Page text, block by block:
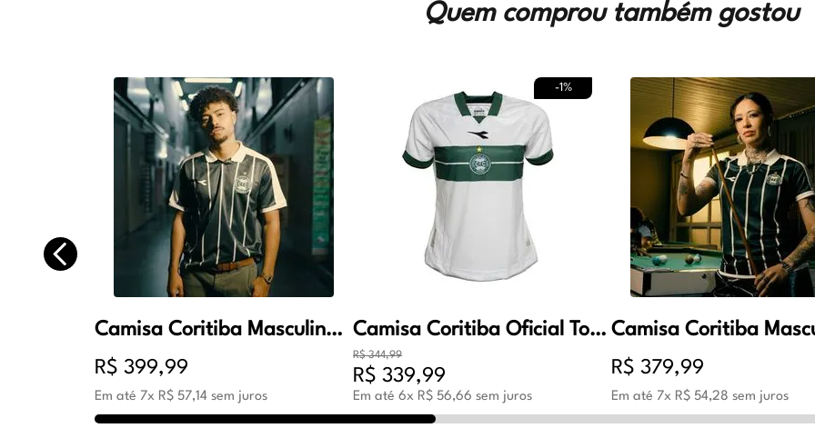
Quem comprou também gostou
Camisa Coritiba Masculina Oficial Jogo 2 2026 Verde
R$ 399,99
Em até 7x R$ 57,14 sem juros
-1%
Camisa Coritiba Oficial Torcedor 1 Feminino Branco e Verde
R$ 344,99
R$ 339,99
Em até6x R$ 56,66 sem juros
R$ 379,99
Em até 7x R$ 54,28 sem juros